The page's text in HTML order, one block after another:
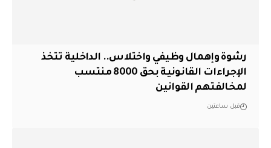
رشوة وإهمال وظيفي واختلاس.. الداخلية تتخذ
الإجراءات القانونية بحق 8000 منتسب
لمخالفتهم القوانين
قبل ساعتين